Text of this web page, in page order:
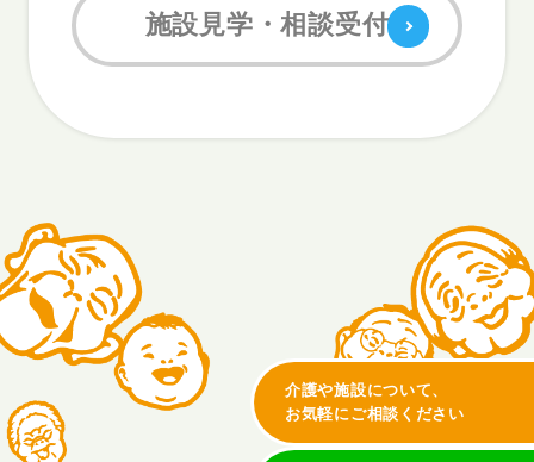
介護や施設について、
お気軽にご相談ください
施設見学・相談受付